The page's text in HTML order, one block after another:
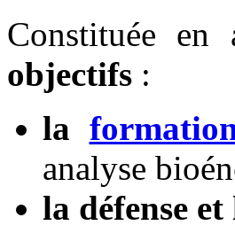
Constituée
objectifs :
la
analyse
la défense